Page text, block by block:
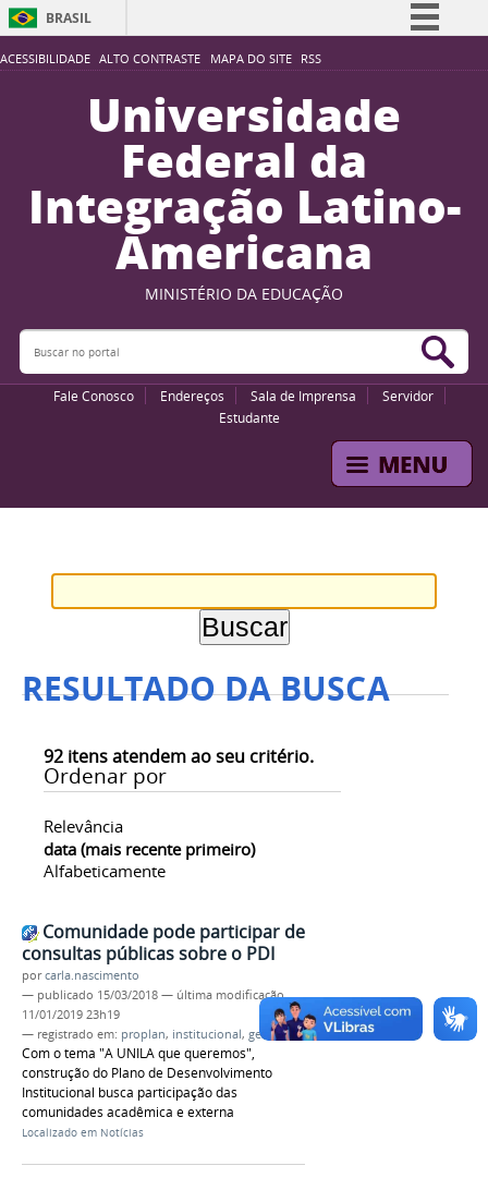
ACESSIBILIDADE ALTO CONTRASTE MAPA DO SITE RSS
BRASIL
Simplifique!
Participe
Acesso à informação
Legislação
Canais
Universidade
Federal da
Integração Latino-
Americana
MINISTÉRIO DA EDUCAÇÃO
Buscar no portal
Fale Conosco Endereços Sala de Imprensa
Servidor
Estudante
RESULTADO DA BUSCA
92 itens atendem ao seu critério.
Ordenar por
Relevância
data (mais recente primeiro)
Alfabeticamente
Comunidade pode participar de
consultas públicas sobre o PDI
porcarla.nascimento
— publicado 15/03/2018 — última modificação
11/01/2019 23h19
— registrado em: proplan, institucional, gestão
Com o tema "A UNILA que queremos",
construção do Plano de Desenvolvimento
Institucional busca participação das
comunidades acadêmica e externa
Localizado em Notícias